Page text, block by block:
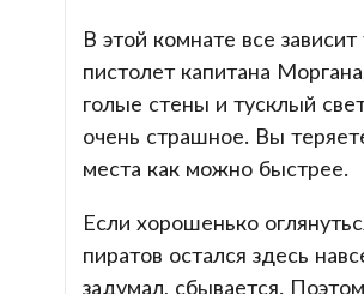
В этой комнате все
пистолет капитана
голые стены и тусклый
очень страшное. Вы
места как можно быстрее.
Если хорошенько
пиратов остался здесь
задумал, сбывается.